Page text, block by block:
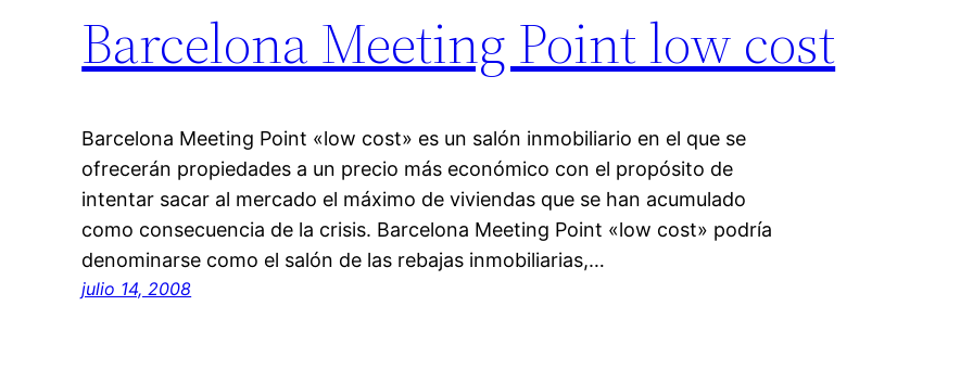
Barcelona Meeting Point low cost
Barcelona Meeting Point «low cost» es un salón inmobiliario en el que se
ofrecerán propiedades a un precio más económico con el propósito de
intentar sacar al mercado el máximo de viviendas que se han acumulado
como consecuencia de la crisis. Barcelona Meeting Point «low cost» podría
denominarse como el salón de las rebajas inmobiliarias,…
julio 14, 2008